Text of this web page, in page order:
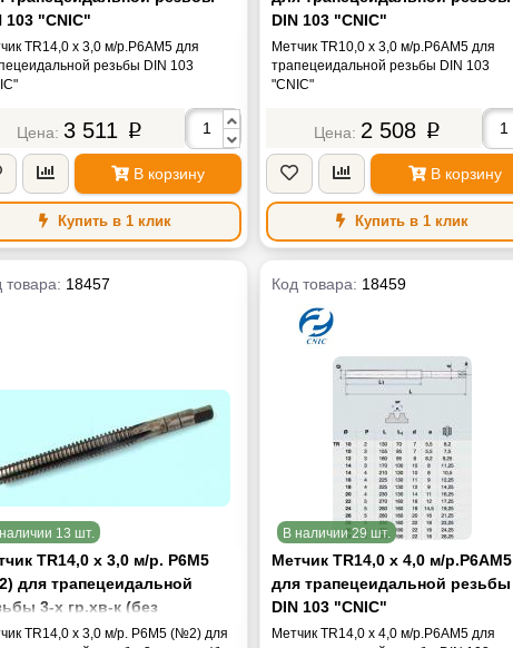
103 "CNIC"
TR14,0 х 3,0 м/р.Р6АМ5 для
резьбы DIN 103
3 511 p
В корзину
Купить в 1 клик
DIN 103 "CNIC"
Метчик TR10,0 х 3,0 м/р.Р6АМ5 для
трапецеидальной резьбы DIN 103
"CNIC"
2 508 p
В корзину
Купить в 1 клик
товара: 18457
13 шт.
TR14,0 х 3,0 м/р. Р6М5
для трапецеидальной
3-х гр.хв-к (без
левый промежут-
TR14,0 х 3,0 м/р. Р6М5 (№2) для
Код товара: 18459
В наличии 29 шт.
Метчик TR14,0 х 4,0 м/р.Р6АМ5
для трапецеидальной резьбы
DIN 103 "CNIC"
Метчик TR14,0 х 4,0 м/р.Р6АМ5 для